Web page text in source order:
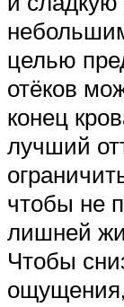
целью
отёков
конец
лучший
чтобы не
лишней
Чтобы